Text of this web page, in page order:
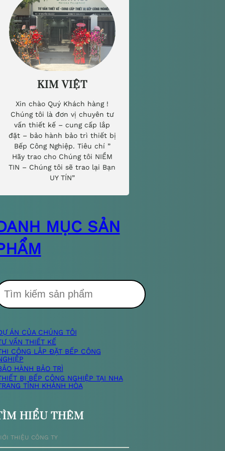
KIM VIỆT
Xin chào Quý Khách hàng !
Chúng tôi là đơn vị chuyên tư
vấn thiết kế – cung cấp lắp
đặt – bảo hành bảo trì thiết bị
Bếp Công Nghiệp. Tiêu chí ”
Hãy trao cho Chúng tôi NIỀM
TIN – Chúng tôi sẽ trao lại Bạn
UY TÍN”
MỤC SẢN
ế
ÁN CỦA CHÚNG TÔI
VẤN THIẾT KẾ
CÔNG LẮP ĐẶT BẾP CÔNG
HÀNH BẢO TRÌ
BỊ BẾP CÔNG NGHIỆP TẠI NHA
TỈNH KHÁNH HÒA
HIỂU THÊM
THIỆU CÔNG TY